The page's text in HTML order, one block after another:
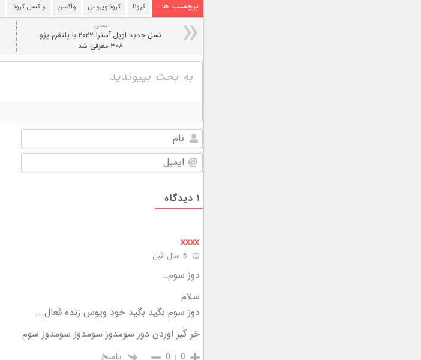
برچسب ها : کرونا کروناویروس واکسن واکسن کرونا
بعدی:
نسل جدید اوپل آسترا ۲۰۲۲ با پلتفرم پژو
۳۰۸ معرفی شد
نام
ایمیل
۱ دیدگاه
xxxx
دوز سوم..
سلام
دوز سوم نگید بگید خود ویوس زنده فعال…
خر گیر اوردن دوز سومدوز سومدوز سومدوز سوم